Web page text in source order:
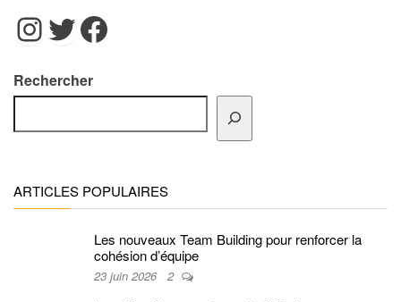
Instagram
TwitterFacebook
Rechercher
ARTICLES POPULAIRES
Les nouveaux Team Building pour renforcer la
cohésion d’équipe
23 juin 2026 2